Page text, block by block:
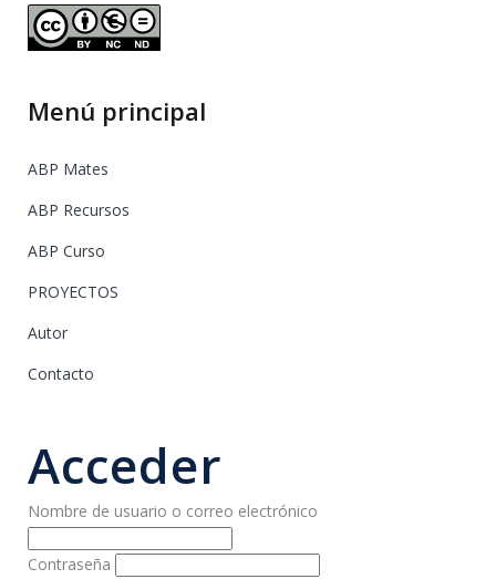
Menú principal
ABP Mates
ABP Recursos
ABP Curso
PROYECTOS
Autor
Contacto
Acceder
Nombre de usuario o correo electrónico
Contraseña